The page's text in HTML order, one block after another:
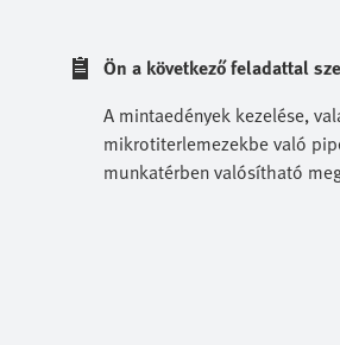
Ön a következő feladattal
A mintaedények kezelése,
mikrotiterlemezekbe való
munkatérben valósítható